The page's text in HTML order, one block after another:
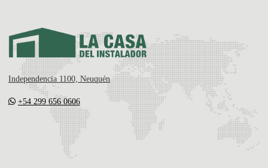
Independencia 1100, Neuquén
+54 299 656 0606